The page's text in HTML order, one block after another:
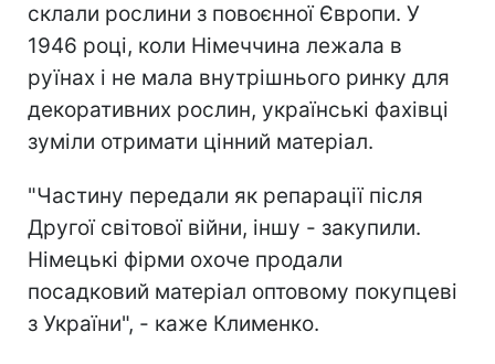
склали рослини з повоєнної Європи. У
1946 році, коли Німеччина лежала в
руїнах і не мала внутрішнього ринку для
декоративних рослин, українські фахівці
зуміли отримати цінний матеріал.
"Частину передали як репарації після
Другої світової війни, іншу - закупили.
Німецькі фірми охоче продали
посадковий матеріал оптовому покупцеві
з України", - каже Клименко.